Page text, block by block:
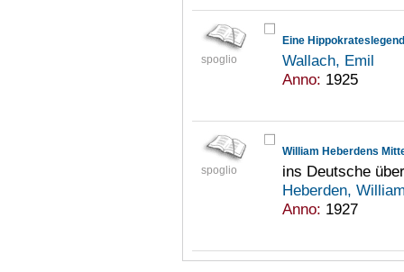
spoglio
Eine
Wallach, Emil
Anno: 1925
spoglio
William Heberdens
ins Deutsche
Heberden,
Anno: 1927